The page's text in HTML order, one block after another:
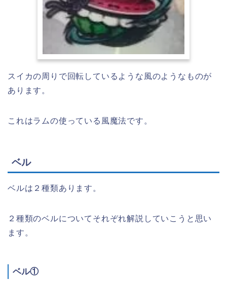
スイカの周りで回転しているような風のようなものが
あります。
これはラムの使っている風魔法です。
ベル
ベルは２種類あります。
２種類のベルについてそれぞれ解説していこうと思い
ます。
ベル①